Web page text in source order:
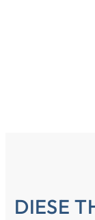
DIESE